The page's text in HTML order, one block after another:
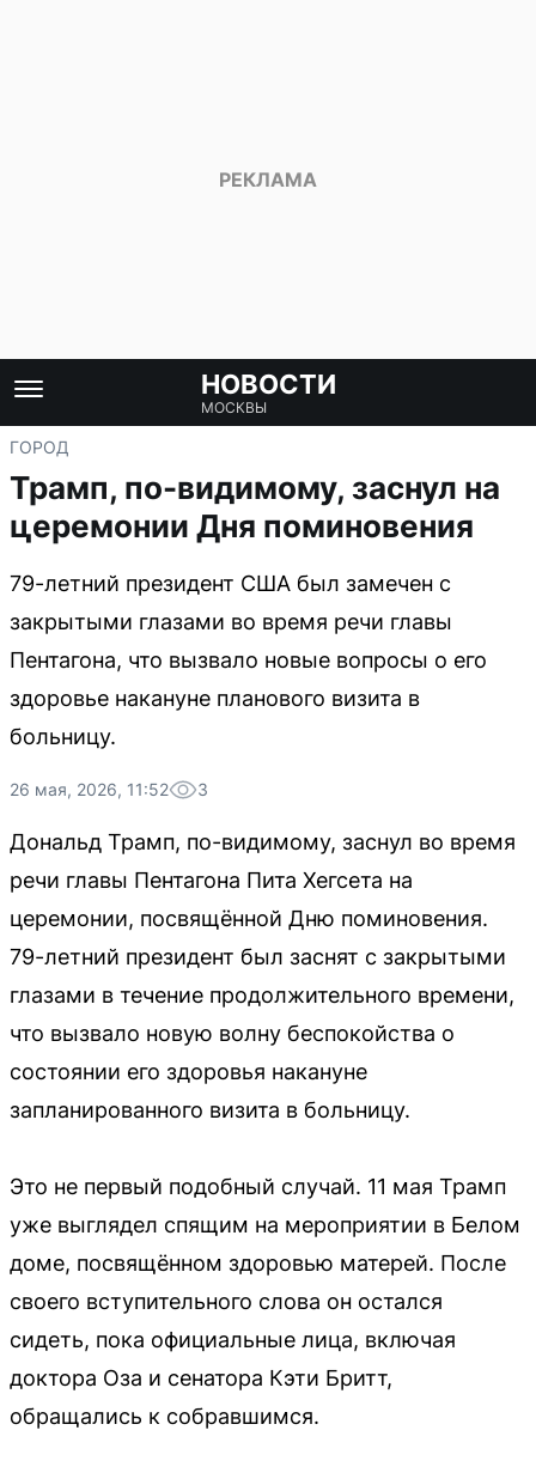
НОВОСТИ
МОСКВЫ
ГОРОД
Трамп, по-видимому, заснул на
церемонии Дня поминовения
79-летний президент США был замечен с
закрытыми глазами во время речи главы
Пентагона, что вызвало новые вопросы о его
здоровье накануне планового визита в
больницу.
26 мая, 2026, 11:52 3
Дональд Трамп, по-видимому, заснул во время
речи главы Пентагона Пита Хегсета на
церемонии, посвящённой Дню поминовения.
79-летний президент был заснят с закрытыми
глазами в течение продолжительного времени,
что вызвало новую волну беспокойства о
состоянии его здоровья накануне
запланированного визита в больницу.
Это не первый подобный случай. 11 мая Трамп
уже выглядел спящим на мероприятии в Белом
доме, посвящённом здоровью матерей. После
своего вступительного слова он остался
сидеть, пока официальные лица, включая
доктора Оза и сенатора Кэти Бритт,
обращались к собравшимся.